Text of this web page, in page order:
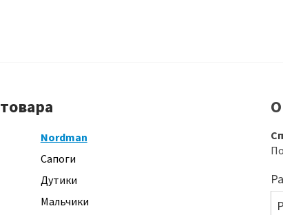
Nordman
Сапоги
Дутики
Мальчики